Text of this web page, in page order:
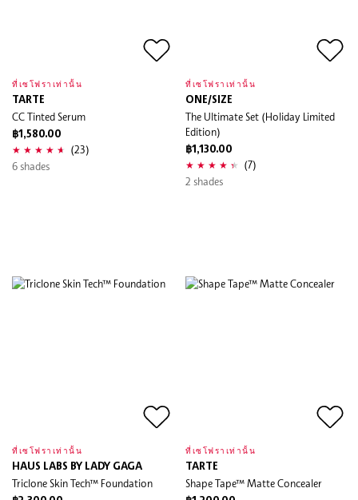
ที่เซโฟราเท่านั้น
TARTE
CC Tinted Serum
฿1,580.00
(23)
6 shades
ที่เซโฟราเท่านั้น
ONE/SIZE
The Ultimate Set (Holiday Limited
Edition)
฿1,130.00
(7)
2 shades
ที่เซโฟราเท่านั้น
HAUS LABS BY LADY GAGA
Triclone Skin Tech™ Foundation
ที่เซโฟราเท่านั้น
TARTE
Shape Tape™ Matte Concealer